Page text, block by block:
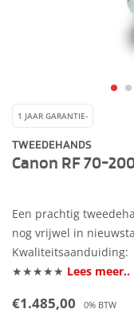
1 JAAR GARANTIE-
TWEEDEHANDS
Canon RF 70-
Een prachtig
nog vrijwel in
Kwaliteitsaanduiding:
★★★★★ Lees meer..
€1.485,00 0% BTW